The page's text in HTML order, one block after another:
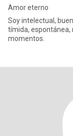
Amor eterno
Soy intelectual,
tímida, espontánea,
momentos.